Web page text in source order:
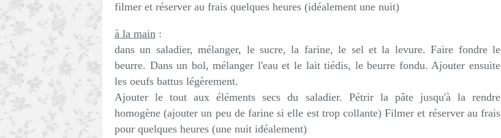
filmer et réserver au frais quelques heures (idéalement une nuit)
à la main :
dans un saladier, mélanger, le sucre, la farine, le sel et la levure. Faire fondre le
beurre. Dans un bol, mélanger l'eau et le lait tiédis, le beurre fondu. Ajouter ensuite
les oeufs battus légèrement.
Ajouter le tout aux éléments secs du saladier. Pétrir la pâte jusqu'à la rendre
homogène (ajouter un peu de farine si elle est trop collante) Filmer et réserver au frais
pour quelques heures (une nuit idéalement)